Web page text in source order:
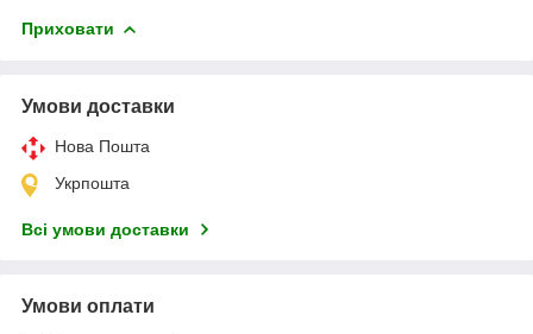
Приховати
Умови доставки
Нова Пошта
Укрпошта
Всі умови доставки
Умови оплати